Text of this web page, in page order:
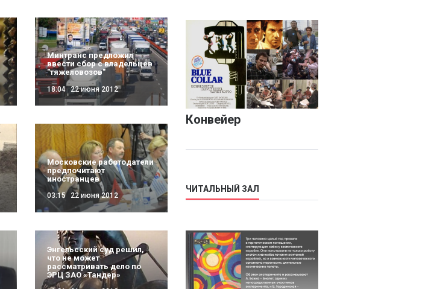
Минтранс предложил
ввести сбор с владельцев
"тяжеловозов"
18:04 22 июня 2012
Московские работодатели
предпочитают
иностранцев
03:15 22 июня 2012
Энгельсский суд решил,
что не может
рассматривать дело по
ЭРЦ ЗАО «Тандер»
Конвейер
ЧИТАЛЬНЫЙ ЗАЛ